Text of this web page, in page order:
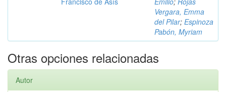
Vergara, Emma
del Pilar; Espinoza
Pabón, Myriam
Otras opciones relacionadas
Autor